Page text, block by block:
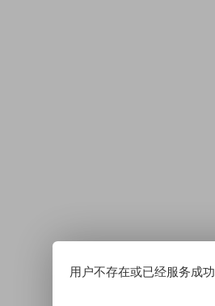
用户不存在或已经服务成功